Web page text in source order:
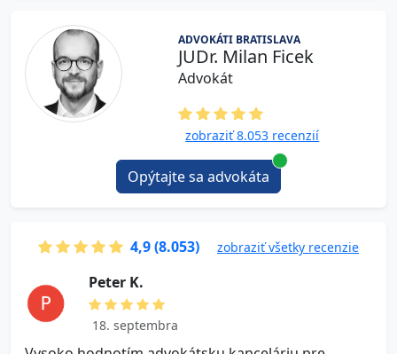
ADVOKÁTI BRATISLAVA
JUDr. Milan Ficek
Advokát
zobraziť 8.053 recenzií
Opýtajte sa advokáta
4,9 (8.053) zobraziť všetky recenzie
P e t e r K.
18. septembra